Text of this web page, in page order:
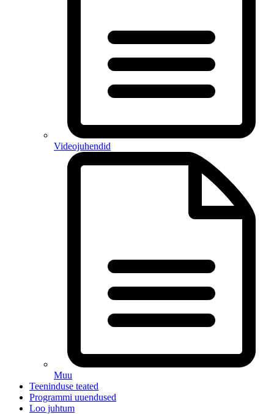
Videojuhendid
Muu
Teeninduse teated
Programmi uuendused
Loo juhtum